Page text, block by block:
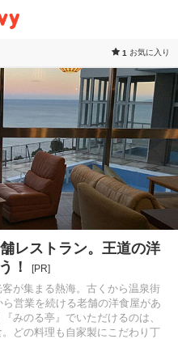
1 お気に入り
レストラン。王道の洋
！
[PR]
が集まる熱海。古くから温泉街
営業を続ける老舗の洋食屋があ
みのる亭』でいただけるのは、
どの料理も自家製にこだわり丁